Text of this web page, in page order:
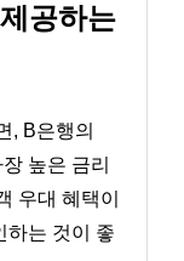
공하는
, B은행의
높은 금리
우대 혜택이
하는 것이 좋